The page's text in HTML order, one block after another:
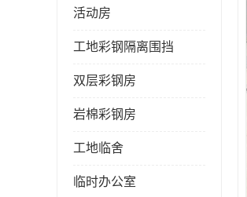
活动房
工地彩钢隔离围挡
双层彩钢房
岩棉彩钢房
工地临舍
临时办公室